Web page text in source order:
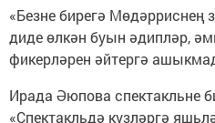
«Безне бирегә Мөдәрриснең
диде өлкән буын әдипләр,
фикерләрен әйтергә
Ирада Әюпова спектакльне
«Спектакльдә күзләргә